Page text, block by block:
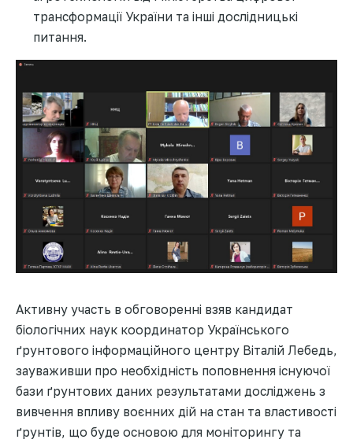
трансформації України та інші дослідницькі
питання.
Активну участь в обговоренні взяв кандидат
біологічних наук координатор Українського
ґрунтового інформаційного центру Віталій Лебедь,
зауваживши про необхідність поповнення існуючої
бази ґрунтових даних результатами досліджень з
вивчення впливу воєнних дій на стан та властивості
ґрунтів, що буде основою для моніторингу та